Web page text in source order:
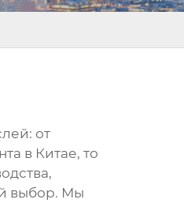
от
в Китае, то
выбор. Мы